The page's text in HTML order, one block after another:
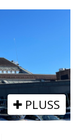
PLUSS